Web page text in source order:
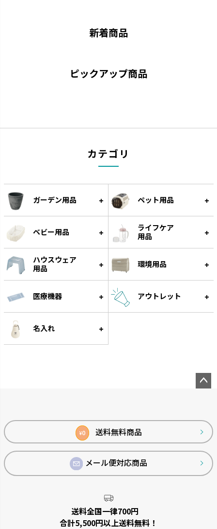
す。
サポートします。
ウルオ
受皿に貯水する底面給水タイプ
エコル
す。
スラック ジョーロ
大容量なのにスリムなじょうろ
です。
グレース
細く優しい水が根元に注げます。
新着商品
ピックアップ商品
カテゴリ
ガーデン用品 ペット用品
ベビー用品
ライフケア
用品
ハウスウェア
用品
環境用品
医療機器 アウトレット
名入れ
¥0 送料無料商品
メール便対応商品
送料全国一律700円
合計5,500円以上送料無料！
ップ
へ